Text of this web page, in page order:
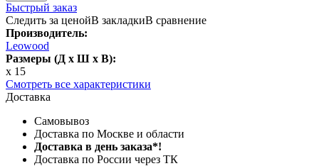
Быстрый заказ
Следить за ценойВ закладкиВ сравнение
Производитель:
Leowood
Размеры (Д x Ш x В):
x 15
Смотреть все характеристики
Доставка
Самовывоз
Доставка по Москве и области
Доставка в день заказа*!
Доставка по России через ТК